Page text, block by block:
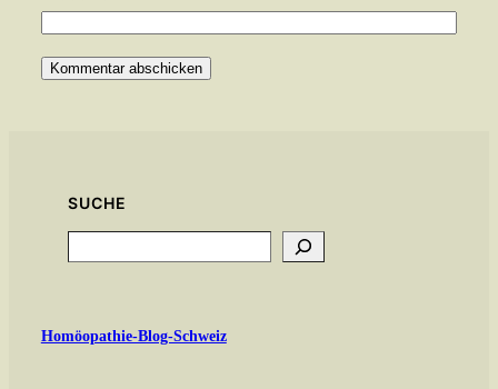
SUCHE
Homöopathie-Blog-Schweiz